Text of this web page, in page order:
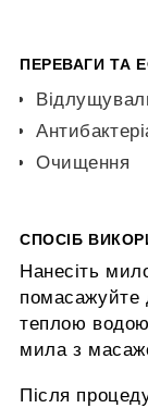
ПЕРЕВАГИ ТА
Очищення
СПОСІБ
Нанесіть
помасажуйте
теплою
мила з
Після